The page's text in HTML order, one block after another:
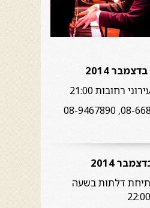
רחובות 21:00
דלתות בשעה